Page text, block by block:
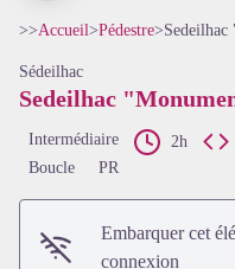
>>Accueil>Pédestre>
Sédeilhac
Sedeilhac
Intermédiaire 2h
Boucle
PR
Embarquer cet
connexion